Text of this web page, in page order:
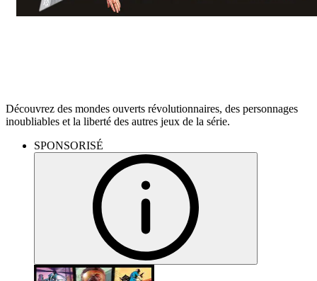
Découvrez des mondes ouverts révolutionnaires, des personnages
inoubliables et la liberté des autres jeux de la série.
SPONSORISÉ